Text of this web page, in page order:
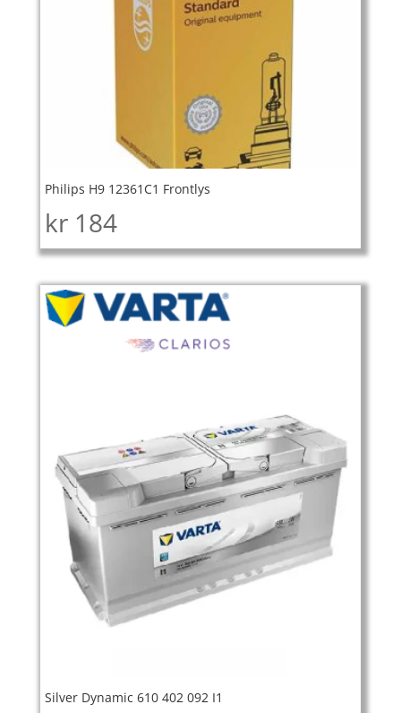
Philips H9 12361C1 Frontlys
kr 184
Silver Dynamic 610 402 092 I1